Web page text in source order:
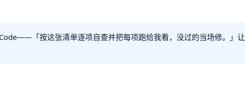
「按这张清单逐项自查并把每项跑给我看，没过的当场修。」让